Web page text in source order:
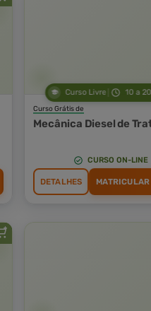
Curso Livre 10 a
Curso Grátis de
Mecânica Diesel de
CURSO ON-LINE
DETALHES